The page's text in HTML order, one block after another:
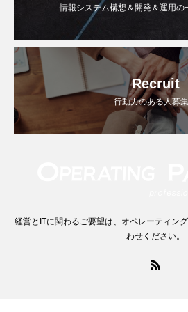
情報システム構想＆開発＆運用の
Recruit
行動力のある人募
経営とITに関わるご要望は、オペレーティン
わせください。